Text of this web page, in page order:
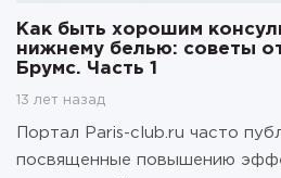
Как быть хорошим
нижнему белью: советы
Брумс. Часть 1
13 лет назад
Портал Paris-club.ru часто
посвященные повышению